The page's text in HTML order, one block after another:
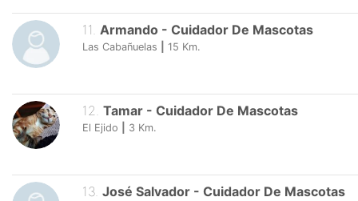
11 Armando - Cuidador De Mascotas
Las Cabañuelas 15 Km.
12 Tamar - Cuidador De Mascotas
El Ejido 3 Km.
13. José Salvador - Cuidador De Mascotas